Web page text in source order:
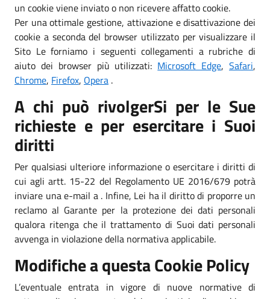
un cookie viene inviato o non ricevere affatto cookie.
Per una ottimale gestione, attivazione e disattivazione dei
cookie a seconda del browser utilizzato per visualizzare il
Sito Le forniamo i seguenti collegamenti a rubriche di
aiuto dei browser più utilizzati: Microsoft Edge,Safari,
Chrome, Firefox, Opera .
A chi può rivolgerSi per le Sue
richieste e per esercitare i Suoi
diritti
Per qualsiasi ulteriore informazione o esercitare i diritti di
cui agli artt. 15-22 del Regolamento UE 2016/679 potrà
inviare una e-mail a . Infine, Lei ha il diritto di proporre un
reclamo al Garante per la protezione dei dati personali
qualora ritenga che il trattamento di Suoi dati personali
avvenga in violazione della normativa applicabile.
Modifiche a questa Cookie Policy
L’eventuale entrata in vigore di nuove normative di